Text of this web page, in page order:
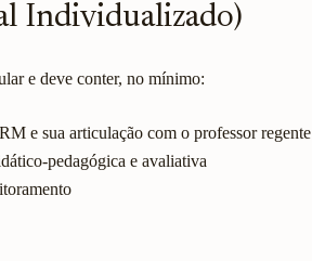
Individualizado)
e deve conter, no mínimo:
e sua articulação com o professor regente
pedagógica e avaliativa